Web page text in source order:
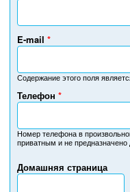
E-mail *
Содержание этого поля
Домашняя страница
Телефон *
Н
м
е
т
Номер телефона в
приватным и не предназначено